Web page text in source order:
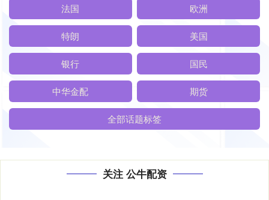
法国 欧洲
特朗 美国
银行 国民
中华金配 期货
全部话题标签
关注 公牛配资